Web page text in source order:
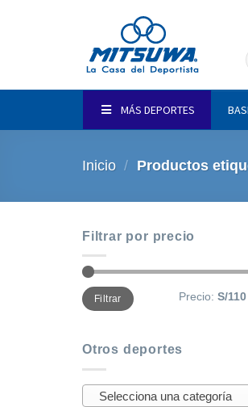
MÁS DEPORTES
Inicio / Productos
Filtrar por precio
Precio
mínimo
Precio
máximo
Filtrar Precio: S/110
Otros deportes
Selecciona una categoría